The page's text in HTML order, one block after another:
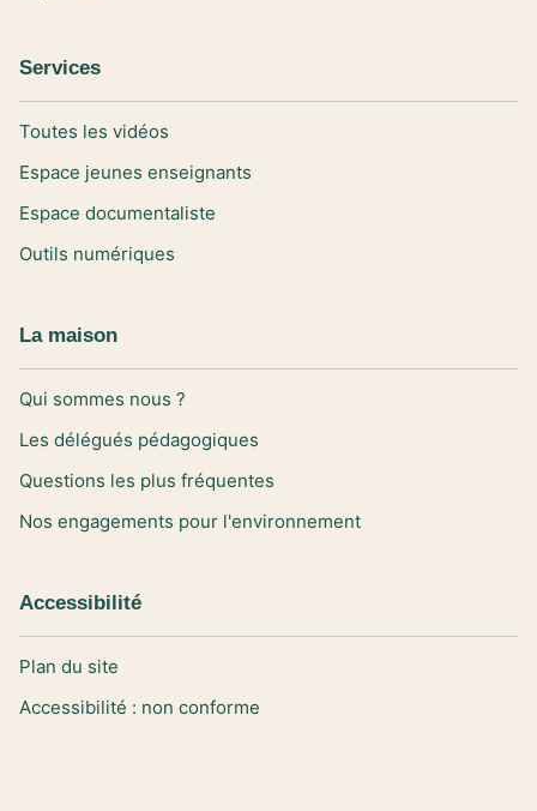
Services
Toutes les vidéos
Espace jeunes enseignants
Espace documentaliste
Outils numériques
La maison
Qui sommes nous ?
Les délégués pédagogiques
Questions les plus fréquentes
Nos engagements pour l'environnement
Accessibilité
Plan du site
Accessibilité : non conforme